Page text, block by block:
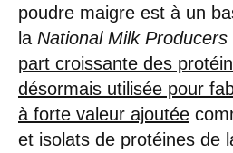
poudre maigre est à un
la National Milk
part croissante des
désormais utilisée pour
à forte valeur ajoutée
et isolats de protéines de